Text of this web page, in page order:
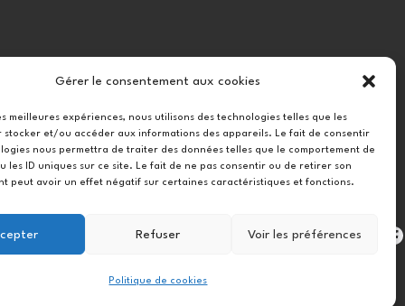
Gérer le consentement aux cookies
meilleures expériences, nous utilisons des technologies telles que les
stocker et/ou accéder aux informations des appareils. Le fait de consentir
nous permettra de traiter des données telles que le comportement de
les ID uniques sur ce site. Le fait de ne pas consentir ou de retirer son
peut avoir un effet négatif sur certaines caractéristiques et fonctions.
Refuser Voir les préférences
Politique de cookies